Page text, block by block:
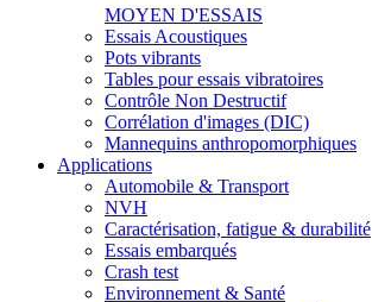
MOYEN D'ESSAIS
Essais Acoustiques
Pots vibrants
Tables pour essais vibratoires
Contrôle Non Destructif
Corrélation d'images (DIC)
Mannequins anthropomorphiques
Applications
Automobile & Transport
NVH
Caractérisation, fatigue & durabilité
Essais embarqués
Crash test
Environnement & Santé